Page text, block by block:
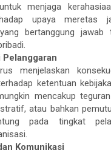
menjaga
upaya meretas
bertanggung jawab
menjelaskan
ketentuan
mencakup
atau bahkan
pada tingkat
Komunikasi